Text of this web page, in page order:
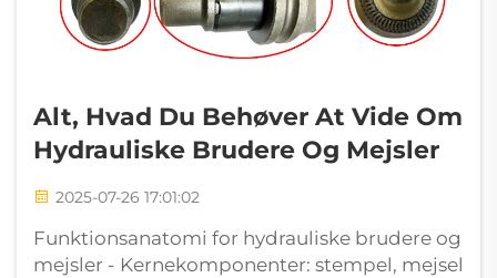
Alt, Hvad Du Behøver At Vide Om
Hydrauliske Brudere Og Mejsler
2025-07-26 17:01:02
Funktionsanatomi for hydrauliske brudere og
mejsler - Kernekomponenter: stempel, mejsel